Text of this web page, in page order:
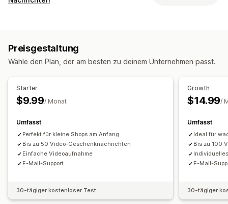
Anpassung
Preisgestaltung
Wähle den Plan, der am besten zu deinem Unternehmen passt.
Starter
$9.99/ Monat
Umfasst
Perfekt für kleine Shops am Anfang
Bis zu 50 Video-Geschenknachrichten
Einfache Videoaufnahme
E-Mail-Support
30-tägiger kostenloser Test
Growth
$14.99/
Umfasst
Ideal für
Bis zu 100
E-Mail-
30-tägiger